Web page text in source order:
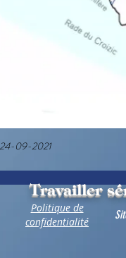
09-2021
Travailler
Politique de
confidentialité